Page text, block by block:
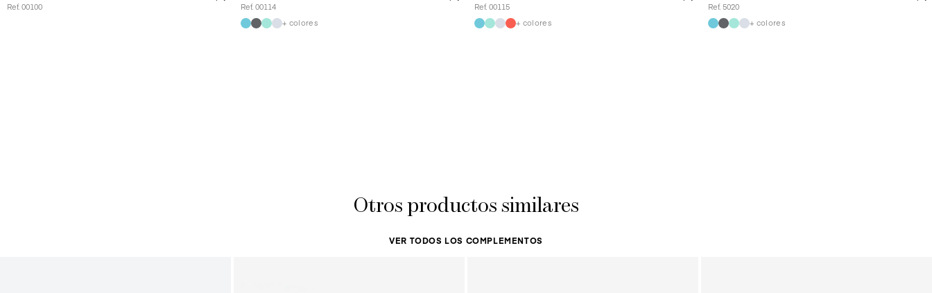
Ref. 00100
Ref. 00114
+ colores
Ref. 00115
+ colores
Ref. 5020
+ colores
Otros productos similares
VER TODOS LOS COMPLEMENTOS